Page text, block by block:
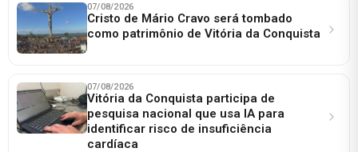
07/08/2026
Cristo de Mário Cravo será tombado
como patrimônio de Vitória da Conquista
07/08/2026
Vitória da Conquista participa de
pesquisa nacional que usa IA para
identificar risco de insuficiência
cardíaca